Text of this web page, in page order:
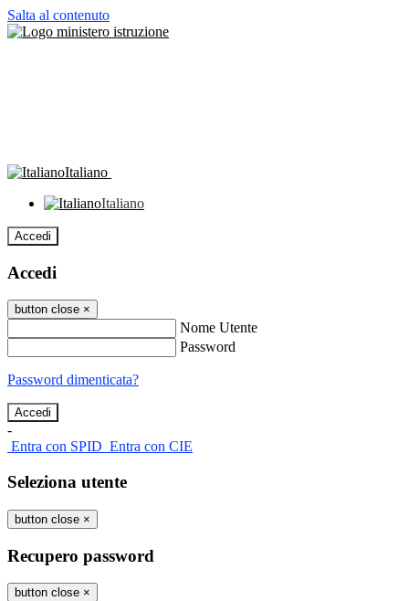
Salta al contenuto
Italiano
Italiano
Accedi
Accedi
button close ×
Nome Utente
Password
Password dimenticata?
-
Entra con SPID Entra con CIE
Seleziona utente
button close ×
Recupero password
button close ×